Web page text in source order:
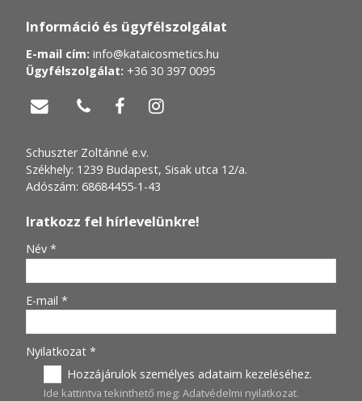
Információ és ügyfélszolgálat
E-mail cím: info@kataicosmetics.hu
Ügyfélszolgálat: +36 30 397 0095
   
Schuszter Zoltánné e.v.
Székhely: 1239 Budapest, Sisak utca 12/a.
Adószám: 68684455-1-43
Iratkozz fel hírlevelünkre!
-
-
-
Név*
E-mail*
Nyilatkozat*
Hozzájárulok személyes adataim kezeléséhez.
Ide kattintva tekinthető meg: Adatvédelmi nyilatkozat.